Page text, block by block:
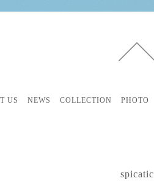
US NEWS COLLECTION PHOTO
spicatic